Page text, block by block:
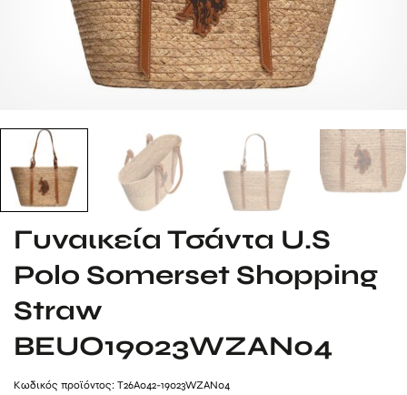
Γυναικεία Τσάντα U.S
Polo Somerset Shopping
Straw
BEUO19023WZAN04
Kωδικός προϊόντος: T26A042-19023WZAN04